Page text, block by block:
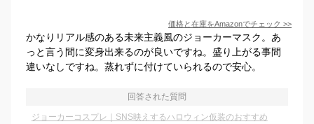
価格と在庫をAmazonでチェック >>
かなりリアル感のある未来主義風のジョーカーマスク。あ
っと言う間に変身出来るのが良いですね。盛り上がる事間
違いなしですね。蒸れずに付けていられるので安心。
回答された質問
ジョーカーコスプレ｜SNS映えするハロウィン仮装のおすすめ